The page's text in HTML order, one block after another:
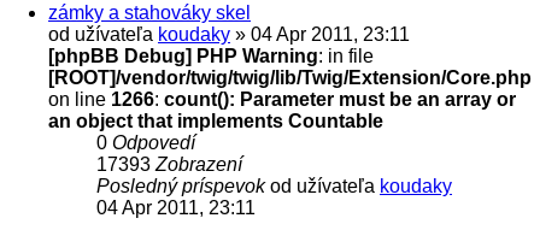
zámky a stahováky skel
od užívateľa koudaky » 04 Apr 2011, 23:11
[phpBB Debug] PHP Warning: in file
[ROOT]/vendor/twig/twig/lib/Twig/Extension/Core.php
on line 1266: count(): Parameter must be an array or
an object that implements Countable
0 Odpovedí
17393 Zobrazení
Posledný príspevokod užívateľa koudaky
04 Apr 2011, 23:11